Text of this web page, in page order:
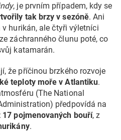
, je prvním případem, kdy se
tak brzy v sezóně. Ani
hurikán, ale čtyři výletníci
záchranného člunu poté, co
katamarán.
že příčinou brzkého rozvoje
teploty moře v Atlantiku.
(The National
předpovídá na
17 pojmenovaných bouří, z
.